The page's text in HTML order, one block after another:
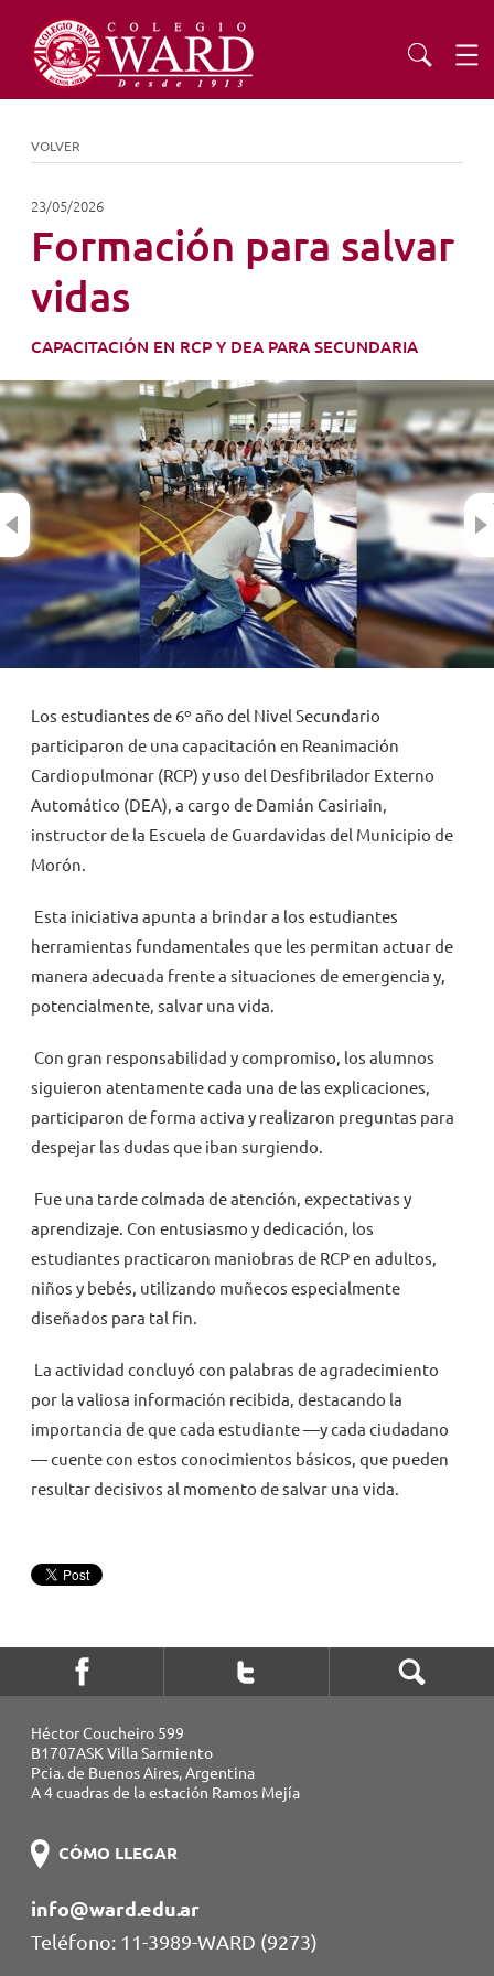
ADMISIONES
EXTENSIÓN
COMUNIDAD
AGENDA
NOVEDADES
TRABAJAR AQUÍ
VOLVER
23/05/2026
Formación para salvar
vidas
CAPACITACIÓN EN RCP Y DEA PARA SECUNDARIA
Previous
Los estudiantes de 6º año del Nivel Secundario
participaron de una capacitación en Reanimación
Cardiopulmonar (RCP) y uso del Desfibrilador Externo
Automático (DEA), a cargo de Damián Casiriain,
instructor de la Escuela de Guardavidas del Municipio de
Morón.
Esta iniciativa apunta a brindar a los estudiantes
herramientas fundamentales que les permitan actuar de
manera adecuada frente a situaciones de emergencia y,
potencialmente, salvar una vida.
Con gran responsabilidad y compromiso, los alumnos
siguieron atentamente cada una de las explicaciones,
participaron de forma activa y realizaron preguntas para
despejar las dudas que iban surgiendo.
Fue una tarde colmada de atención, expectativas y
aprendizaje. Con entusiasmo y dedicación, los
estudiantes practicaron maniobras de RCP en adultos,
niños y bebés, utilizando muñecos especialmente
diseñados para tal fin.
La actividad concluyó con palabras de agradecimiento
por la valiosa información recibida, destacando la
importancia de que cada estudiante —y cada ciudadano
— cuente con estos conocimientos básicos, que pueden
resultar decisivos al momento de salvar una vida.
Héctor Coucheiro 599
B1707ASK Villa Sarmiento
Pcia. de Buenos Aires, Argentina
A 4 cuadras de la estación Ramos Mejía
CÓMO LLEGAR
info@ward.edu.ar
Teléfono: 11-3989-WARD (9273)